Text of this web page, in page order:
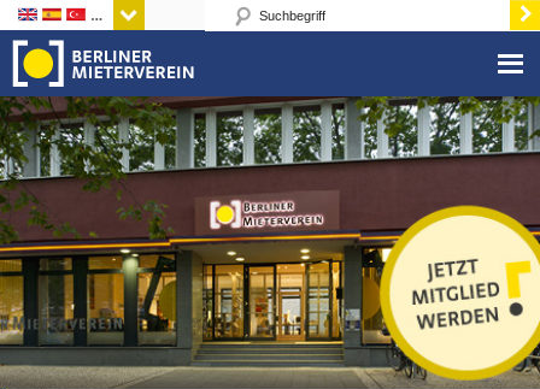
Sprachen